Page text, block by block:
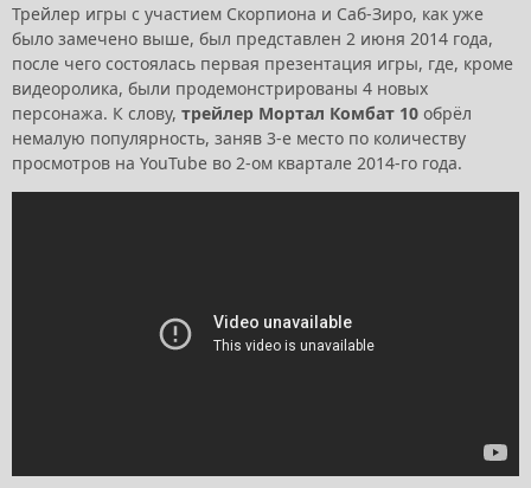
Трейлер игры с участием Скорпиона и Саб-Зиро, как уже
было замечено выше, был представлен 2 июня 2014 года,
после чего состоялась первая презентация игры, где, кроме
видеоролика, были продемонстрированы 4 новых
персонажа. К слову, трейлер Мортал Комбат 10 обрёл
немалую популярность, заняв 3-е место по количеству
просмотров на YouTube во 2-ом квартале 2014-го года.